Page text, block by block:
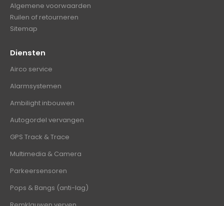
Algemene voorwaarden
Ruilen of retourneren
Sitemap
Diensten
Airco service
Alarmsystemen
Ambilight inbouwen
Autogordel vervangen
GPS Track & Trace
Multimedia & Camera
Parkeersensoren
Pops & Bangs (anti-lag)